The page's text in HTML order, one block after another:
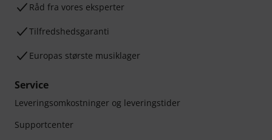
Råd fra vores eksperter
Tilfredshedsgaranti
Europas største musiklager
Service
Leveringsomkostninger og leveringstider
Supportcenter